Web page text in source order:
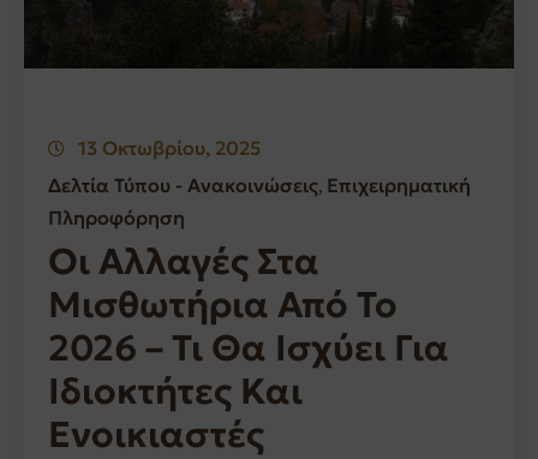
13 Οκτωβρίου, 2025
Δελτία Τύπου - Ανακοινώσεις‚ Επιχειρηματική
Πληροφόρηση
Οι Αλλαγές Στα
Μισθωτήρια Από Το
2026 – Τι Θα Ισχύει Για
Ιδιοκτήτες Και
Ενοικιαστές